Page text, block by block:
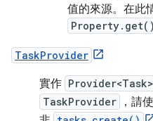
值的來源。在此
Property.get()
TaskProvider
實作 Provider<Task>
TaskProvider ，請